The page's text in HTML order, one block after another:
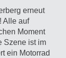
erneut
Alle auf
Moment
Szene ist im
ein Motorrad